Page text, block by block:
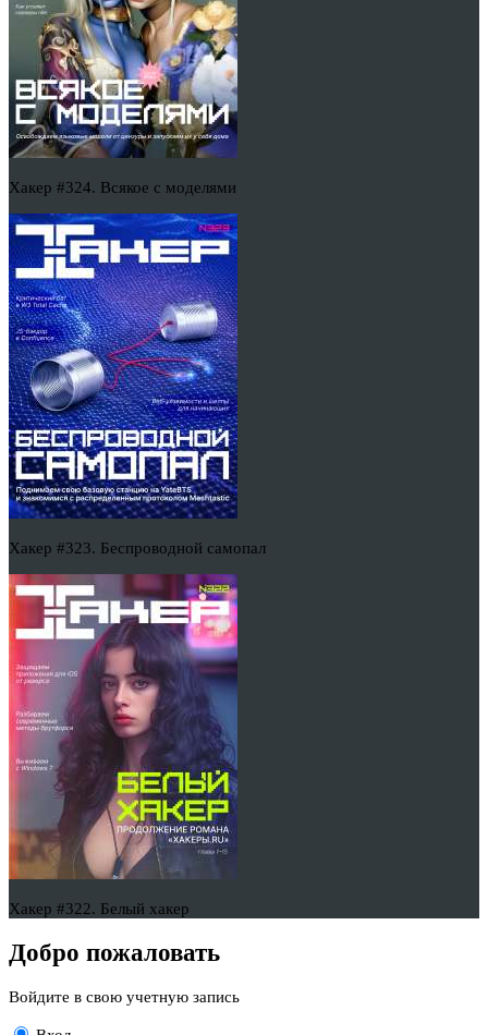
Хакер #324. Всякое с моделями
Хакер #323. Беспроводной самопал
Хакер #322. Белый хакер
Добро пожаловать
Войдите в свою учетную запись